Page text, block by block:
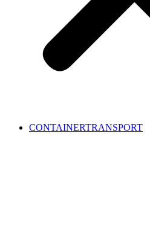
CONTAINERTRANSPORT